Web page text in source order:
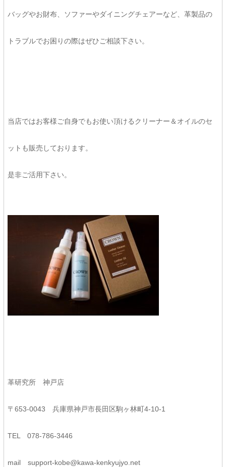
バッグやお財布、ソファーやダイニングチェアーなど、革製品の
トラブルでお困りの際はぜひご相談下さい。
当店ではお客様ご自身でもお使い頂けるクリーナー＆オイルのセ
ットも販売しております。
是非ご活用下さい。
革研究所 神戸店
〒653-0043 兵庫県神戸市長田区駒ヶ林町4-10-1
TEL 078-786-3446
mailsupport-kobe@kawa-kenkyujyo.net